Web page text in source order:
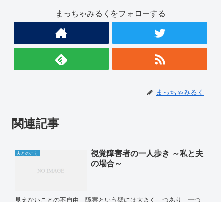
まっちゃみるくをフォローする
まっちゃみるく
関連記事
夫とのこと
視覚障害者の一人歩き ～私と夫
の場合～
見えないことの不自由、障害という壁には大きく二つあり、一つ